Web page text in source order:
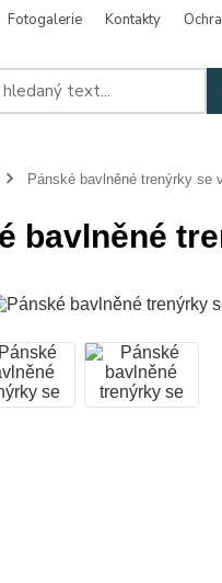
Fotogalerie Kontakty
Pánské bavlněné trenýrky se
bavlněné